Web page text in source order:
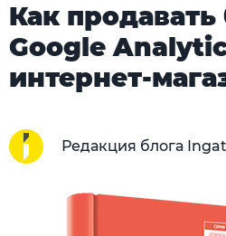
Как
Google
интернет-
Редакция блога